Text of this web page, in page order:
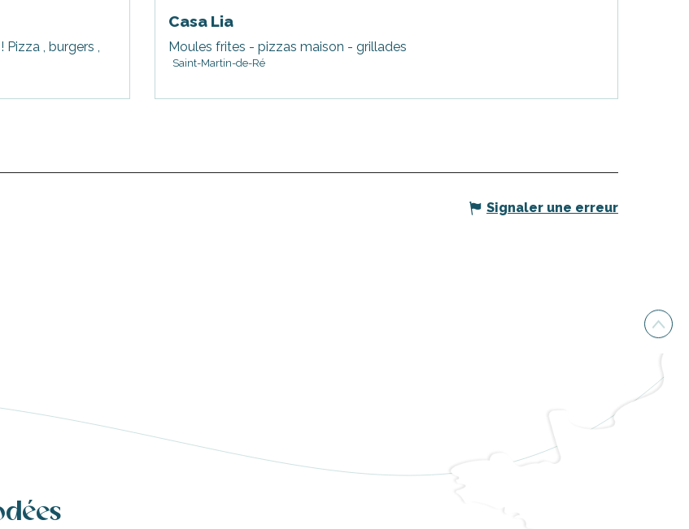
Pizza , burgers ,
Casa Lia
Moules frites - pizzas maison - grillades
Saint-Martin-de-Ré
Signaler une erreur